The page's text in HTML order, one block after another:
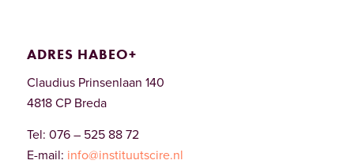
ADRES HABEO+
Claudius Prinsenlaan 140
4818 CP Breda
Tel: 076 – 525 88 72
E-mail: info@instituutscire.nl